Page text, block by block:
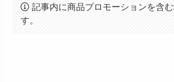
記事内に商品プロモーションを含
す。